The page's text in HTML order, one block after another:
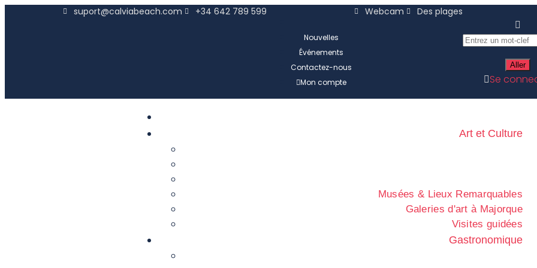
suport@calviabeach.com +34 642 789 599
Nouvelles
Événements
Contactez-nous
Mon compte
Webcam Des plages
Se
Art et Culture
Musées & Lieux Remarquables
Galeries d'art à Majorque
Visites guidées
Gastronomique